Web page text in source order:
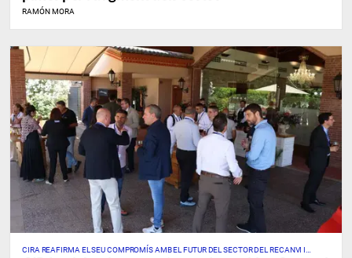
RAMÓN MORA
CIRA REAFIRMA EL SEU COMPROMÍS AMB EL FUTUR DEL SECTOR DEL RECANVI I